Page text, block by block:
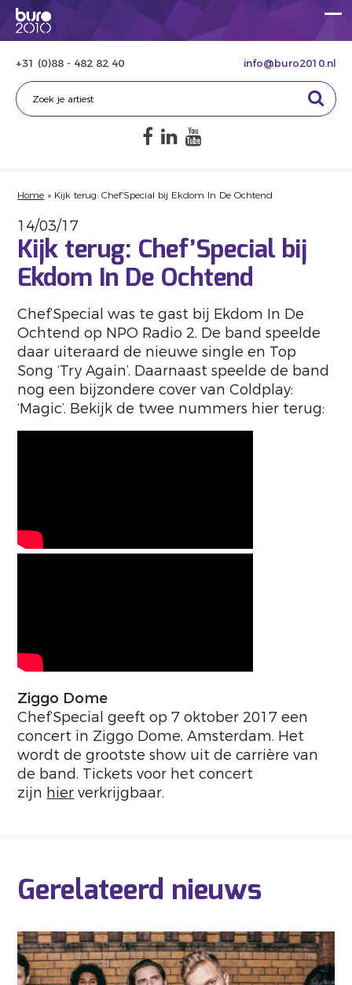
+31 (0)88 - 482 82 40 info@buro2010.nl
Home » Kijk terug: Chef’Special bij Ekdom In De Ochtend
14/03/17
Kijk terug: Chef’Special bij
Ekdom In De Ochtend
Chef’Special was te gast bij Ekdom In De
Ochtend op NPO Radio 2. De band speelde
daar uiteraard de nieuwe single en Top
Song ‘Try Again’. Daarnaast speelde de band
nog een bijzondere cover van Coldplay:
‘Magic’. Bekijk de twee nummers hier terug:
Ziggo Dome
Chef’Special geeft op 7 oktober 2017 een
concert in Ziggo Dome, Amsterdam. Het
wordt de grootste show uit de carrière van
de band. Tickets voor het concert
zijn hier verkrijgbaar.
Gerelateerd nieuws